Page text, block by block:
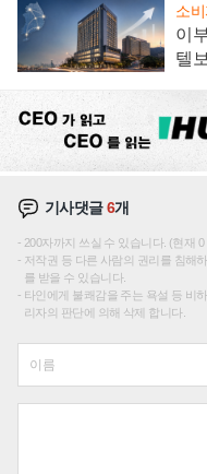
소
이
텔
기사댓글6개
200자까지 쓰실 수 있습니다. (현재 0
저작권 등 다른 사람의 권리를 침해
를 받을 수 있습니다.
타인에게 불쾌감을 주는 욕설 등 비
리자의 판단에 의해 삭제 합니다.